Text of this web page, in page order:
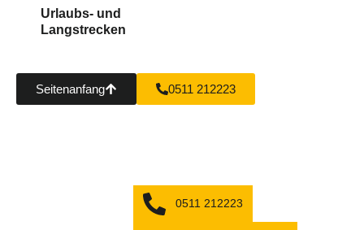
Urlaubs- und
Langstrecken
Seitenanfang 0511 212223
0511 212223